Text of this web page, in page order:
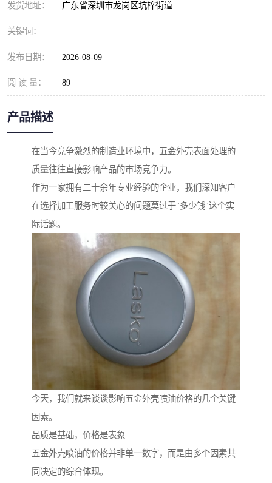
发货地址： 广东省深圳市龙岗区坑梓街道
关键词：
发布日期： 2026-08-09
阅 读 量： 89
产品描述
在当今竞争激烈的制造业环境中，五金外壳表面处理的
质量往往直接影响产品的市场竞争力。
作为一家拥有二十余年专业经验的企业，我们深知客户
在选择加工服务时较关心的问题莫过于"多少钱"这个实
际话题。
今天，我们就来谈谈影响五金外壳喷油价格的几个关键
因素。
品质是基础，价格是表象
五金外壳喷油的价格并非单一数字，而是由多个因素共
同决定的综合体现。